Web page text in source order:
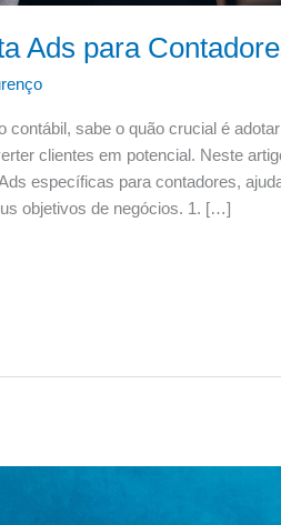
Ads para
sabe o quão crucial é
clientes em potencial. Neste
específicas para contadores,
objetivos de negócios. 1. […]